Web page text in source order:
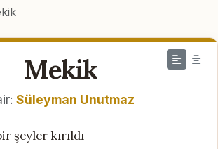
Mekik
Süleyman Unutmaz
şeyler kırıldı